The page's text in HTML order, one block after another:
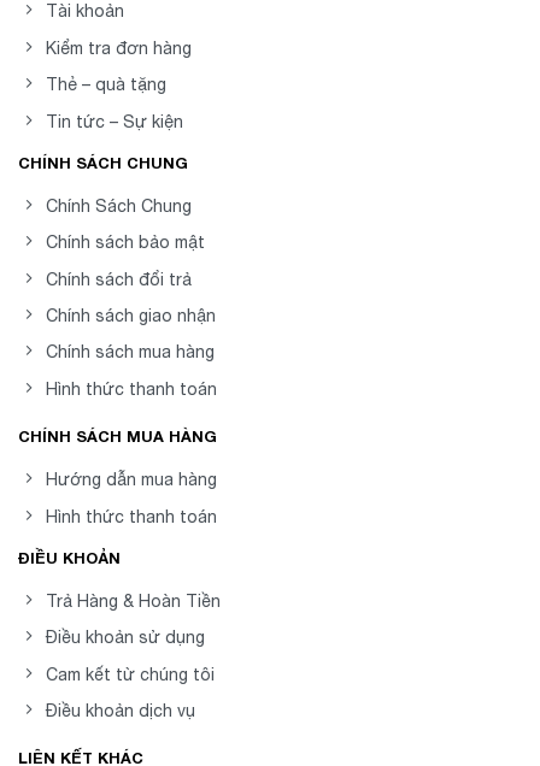
Tài khoản
Kiểm tra đơn hàng
Thẻ – quà tặng
Tin tức – Sự kiện
CHÍNH SÁCH CHUNG
Chính Sách Chung
Chính sách bảo mật
Chính sách đổi trả
Chính sách giao nhận
Chính sách mua hàng
Hình thức thanh toán
CHÍNH SÁCH MUA HÀNG
Hướng dẫn mua hàng
Hình thức thanh toán
ĐIỀU KHOẢN
Trả Hàng & Hoàn Tiền
Điều khoản sử dụng
Cam kết từ chúng tôi
Điều khoản dịch vụ
LIÊN KẾT KHÁC